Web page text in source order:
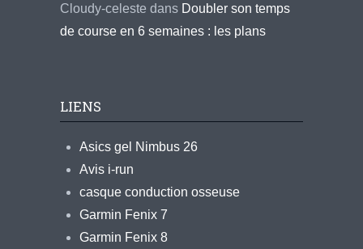
Cloudy-celeste dans Doubler son temps
de course en 6 semaines : les plans
LIENS
Asics gel Nimbus 26
Avis i-run
casque conduction osseuse
Garmin Fenix 7
Garmin Fenix 8